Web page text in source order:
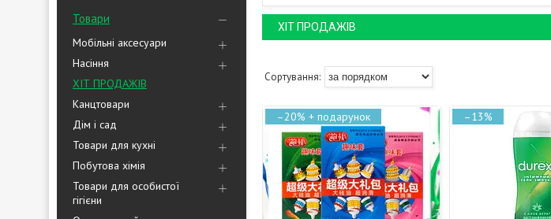
Товари
Мобільні аксесуари
Насіння
ХІТ ПРОДАЖІВ
Канцтовари
Дім і сад
Товари для кухні
Побутова хімія
Товари для особистої
гігієни
ХІТ ПРОДАЖІВ
–20% –13%